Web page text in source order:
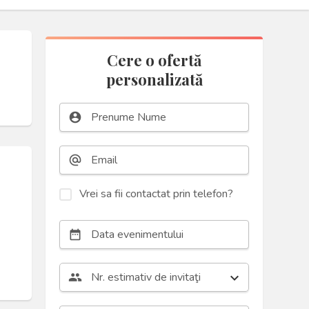
Cere o ofertă
personalizată
account_circle
alternate_email
Vrei sa fii contactat prin telefon?
date_range
Nr. estimativ de invitaţi
group